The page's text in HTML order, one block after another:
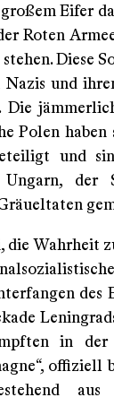
Eifer
Roten
Diese
und
Die
Polen haben
und
der
die Wahrheit
des
in
offiziell
aus